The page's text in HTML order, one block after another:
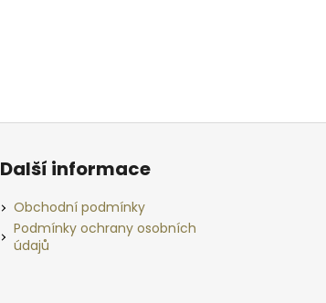
Další informace
Obchodní podmínky
Podmínky ochrany osobních
údajů